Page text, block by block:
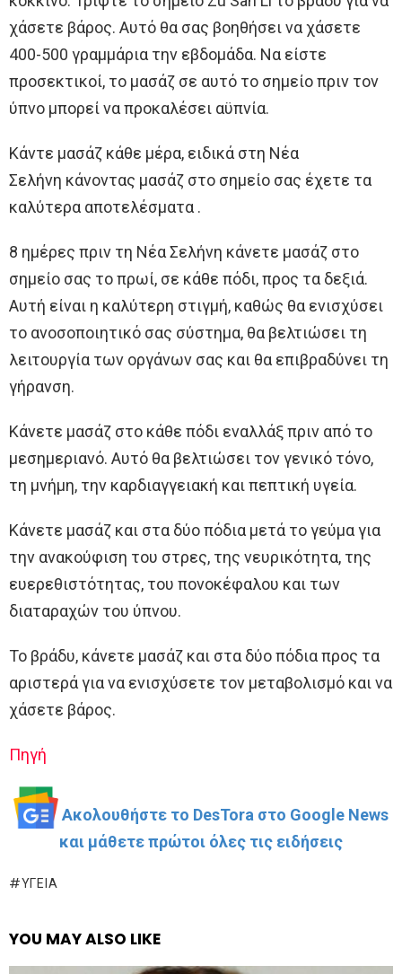
χάσετε βάρος. Αυτό θα σας βοηθήσει να χάσετε
400-500 γραμμάρια την εβδομάδα. Να είστε
προσεκτικοί, το μασάζ σε αυτό το σημείο πριν τον
ύπνο μπορεί να προκαλέσει αϋπνία.
Κάντε μασάζ κάθε μέρα, ειδικά στη Νέα
Σελήνη κάνοντας μασάζ στο σημείο σας έχετε τα
καλύτερα αποτελέσματα .
8 ημέρες πριν τη Νέα Σελήνη κάνετε μασάζ στο
σημείο σας το πρωί, σε κάθε πόδι, προς τα δεξιά.
Αυτή είναι η καλύτερη στιγμή, καθώς θα ενισχύσει
το ανοσοποιητικό σας σύστημα, θα βελτιώσει τη
λειτουργία των οργάνων σας και θα επιβραδύνει τη
γήρανση.
Κάνετε μασάζ στο κάθε πόδι εναλλάξ πριν από το
μεσημεριανό. Αυτό θα βελτιώσει τον γενικό τόνο,
τη μνήμη, την καρδιαγγειακή και πεπτική υγεία.
Κάνετε μασάζ και στα δύο πόδια μετά το γεύμα για
την ανακούφιση του στρες, της νευρικότητα, της
ευερεθιστότητας, του πονοκέφαλου και των
διαταραχών του ύπνου.
Το βράδυ, κάνετε μασάζ και στα δύο πόδια προς τα
αριστερά για να ενισχύσετε τον μεταβολισμό και να
χάσετε βάρος.
Πηγή
Ακολουθήστε το DesTora στο Google News
και μάθετε πρώτοι όλες τις ειδήσεις
ΥΓΕΊΑ
YOU MAY ALSO LIKE